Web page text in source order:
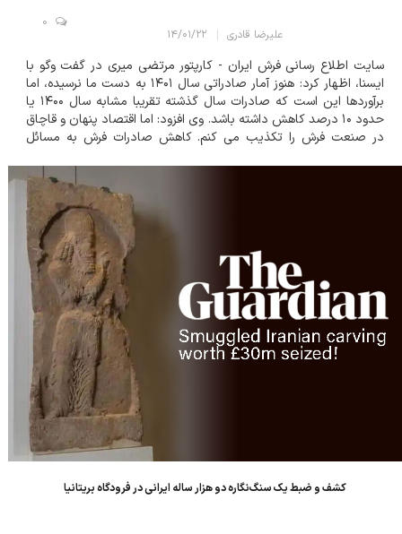
علیرضا قادری ۱۴/۰۱/۲۲
0
سایت اطلاع رسانی فرش ایران - کارپتور مرتضی میری در گفت وگو با
ایسنا، اظهار کرد: هنوز آمار صادراتی سال ۱۴۰۱ به دست ما نرسیده، اما
برآوردها این است که صادرات سال گذشته تقریبا مشابه سال ۱۴۰۰ یا
حدود ۱۰ درصد کاهش داشته باشد. وی افزود: اما اقتصاد پنهان و قاچاق
در صنعت فرش را تکذیب می کنم. کاهش صادرات فرش به مسائل
کشف و ضبط یک سنگ‌نگاره دو هزار ساله ایرانی در فرودگاه بریتانیا